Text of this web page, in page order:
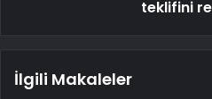
teklifini
İlgili Makaleler